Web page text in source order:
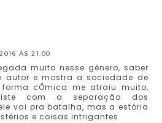
ÀS 21:00
muito nesse gênero, saber
autor e mostra a sociedade de
cÔmica me atraiu muito,
com a separação dos
vai pra batalha, mas a estória
e coisas intrigantes